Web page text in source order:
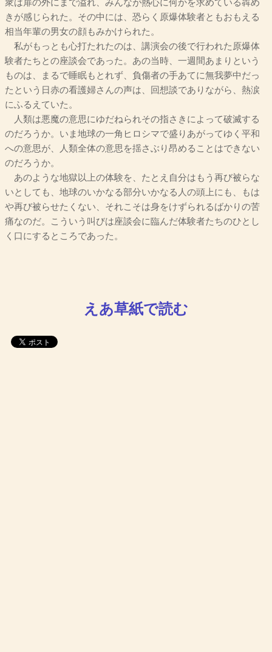
衆は扉の外にまで溢れ、みんなが熱心に何かを求めている犇め
きが感じられた。その中には、恐らく原爆体験者ともおもえる
相当年輩の男女の顔もみかけられた。
私がもっとも心打たれたのは、講演会の後で行われた原爆体
験者たちとの座談会であった。あの当時、一週間あまりという
ものは、まるで睡眠もとれず、負傷者の手あてに無我夢中だっ
たという日赤の看護婦さんの声は、回想談でありながら、熱涙
にふるえていた。
人類は悪魔の意思にゆだねられその指さきによって破滅する
のだろうか。いま地球の一角ヒロシマで盛りあがってゆく平和
への意思が、人類全体の意思を揺さぶり昂めることはできない
のだろうか。
あのような地獄以上の体験を、たとえ自分はもう再び被らな
いとしても、地球のいかなる部分いかなる人の頭上にも、もは
や再び被らせたくない、それこそは身をけずられるばかりの苦
痛なのだ。こういう叫びは座談会に臨んだ体験者たちのひとし
く口にするところであった。
えあ草紙で読む